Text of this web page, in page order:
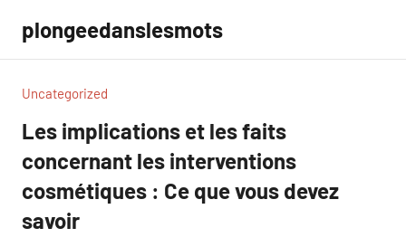
contenu
plongeedanslesmots
Uncategorized
Les implications et les faits
concernant les interventions
cosmétiques : Ce que vous devez
savoir